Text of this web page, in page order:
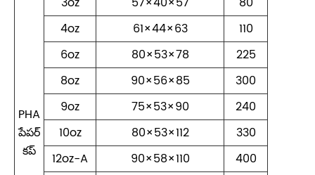
PHA
పేపర్
కప్
4oz
61×44×63
110
6oz
80×53×78
225
8oz
90×56×85
300
9oz
75×53×90
240
10oz
80×53×112
330
12oz-A
90×58×110
400